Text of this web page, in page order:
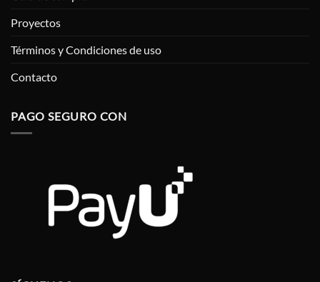
Proyectos
Términos y Condiciones de uso
Contacto
PAGO SEGURO CON